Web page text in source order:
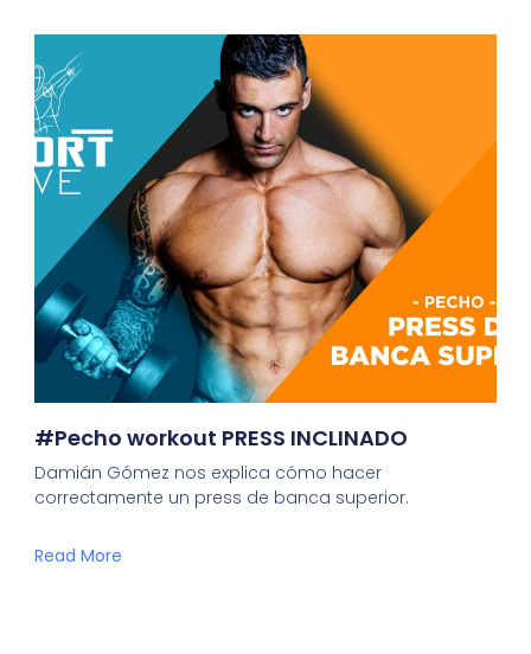
#Pecho workout PRESS INCLINADO
Damián Gómez nos explica cómo hacer
correctamente un press de banca superior.
Read More